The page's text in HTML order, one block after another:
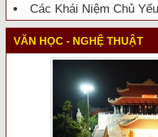
Các Khái Niệm Chủ
VĂN HỌC - NGHỆ THUẬT